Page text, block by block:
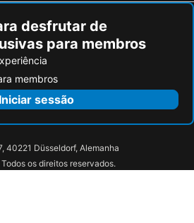
Ibiza
Bragança Castle
Parque Natural do Douro Internacional
Carabanchel
Gran Vía Metro Station
Los Jardinillos
Calle Mayor
Plaza de toros
Estación de autobuses
desfrutar de
para membros
membros
Iniciar sessão
40221 Düsseldorf, Alemanha
os direitos reservados.